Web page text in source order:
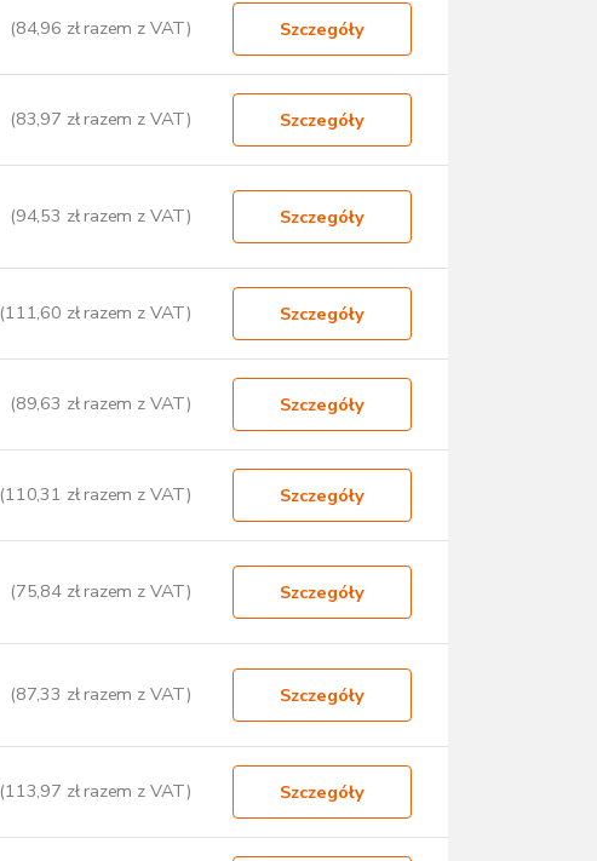
(84,96 zł razem z VAT) Szczegóły
(83,97 zł razem z VAT) Szczegóły
(94,53 zł razem z VAT) Szczegóły
(111,60 zł razem z VAT) Szczegóły
(89,63 zł razem z VAT) Szczegóły
(110,31 zł razem z VAT) Szczegóły
(75,84 zł razem z VAT) Szczegóły
(87,33 zł razem z VAT) Szczegóły
(113,97 zł razem z VAT) Szczegóły